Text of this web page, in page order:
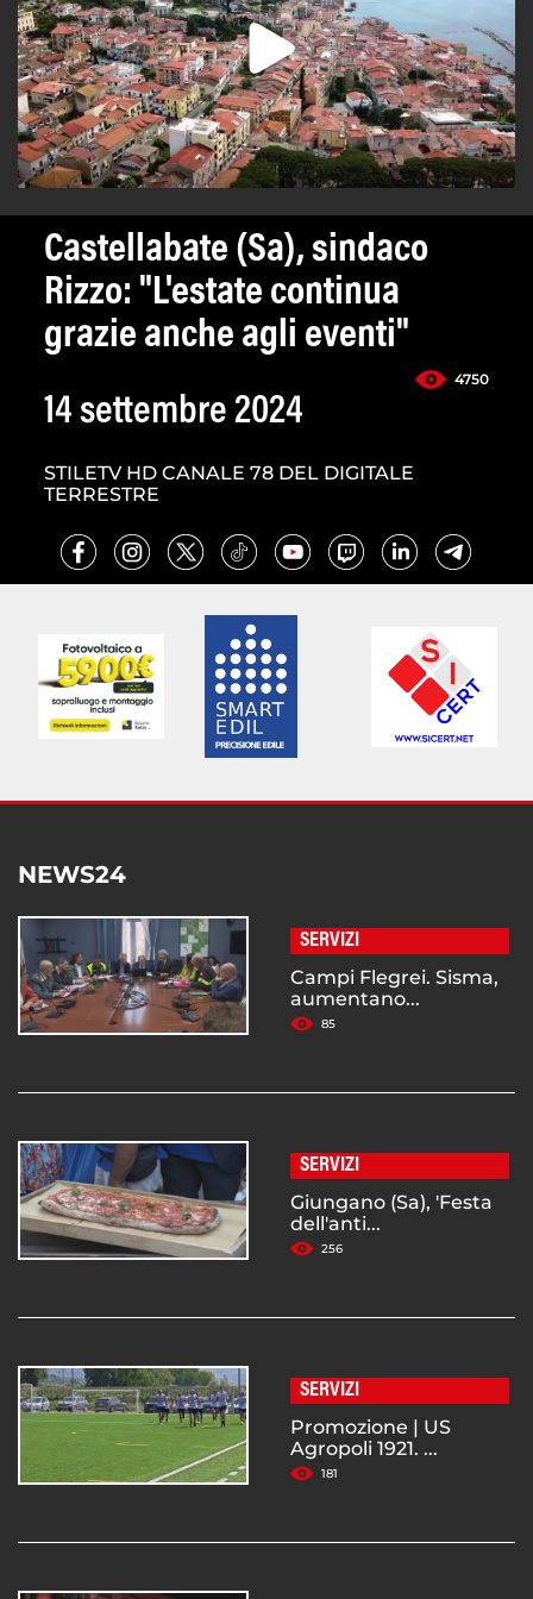
Castellabate (Sa), sindaco
Rizzo: "L'estate continua
grazie anche agli eventi"
4750
14 settembre 2024
STILETV HD CANALE 78 DEL DIGITALE
TERRESTRE
NEWS24
SERVIZI
Campi Flegrei. Sisma,
aumentano...
85
SERVIZI
Giungano (Sa), 'Festa
dell'anti...
256
SERVIZI
Promozione | US
Agropoli 1921. ...
181